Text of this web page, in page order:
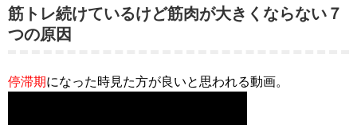
筋トレ続けているけど筋肉が大きくならない７
つの原因
停滞期になった時見た方が良いと思われる動画。